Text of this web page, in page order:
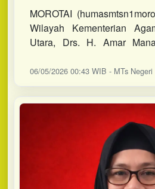
MOROTAI
Wilayah Kementerian
Utara, Drs. H. Amar
(04/05/2026). Kunjungan
06/05/2026 00:43 WIB - MTs